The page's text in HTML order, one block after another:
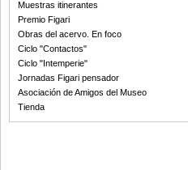
Muestras itinerantes
Premio Figari
Obras del acervo. En foco
Ciclo "Contactos"
Ciclo "Intemperie"
Jornadas Figari pensador
Asociación de Amigos del Museo
Tienda